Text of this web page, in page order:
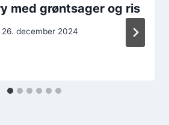
med grøntsager og ris
26. december 2024